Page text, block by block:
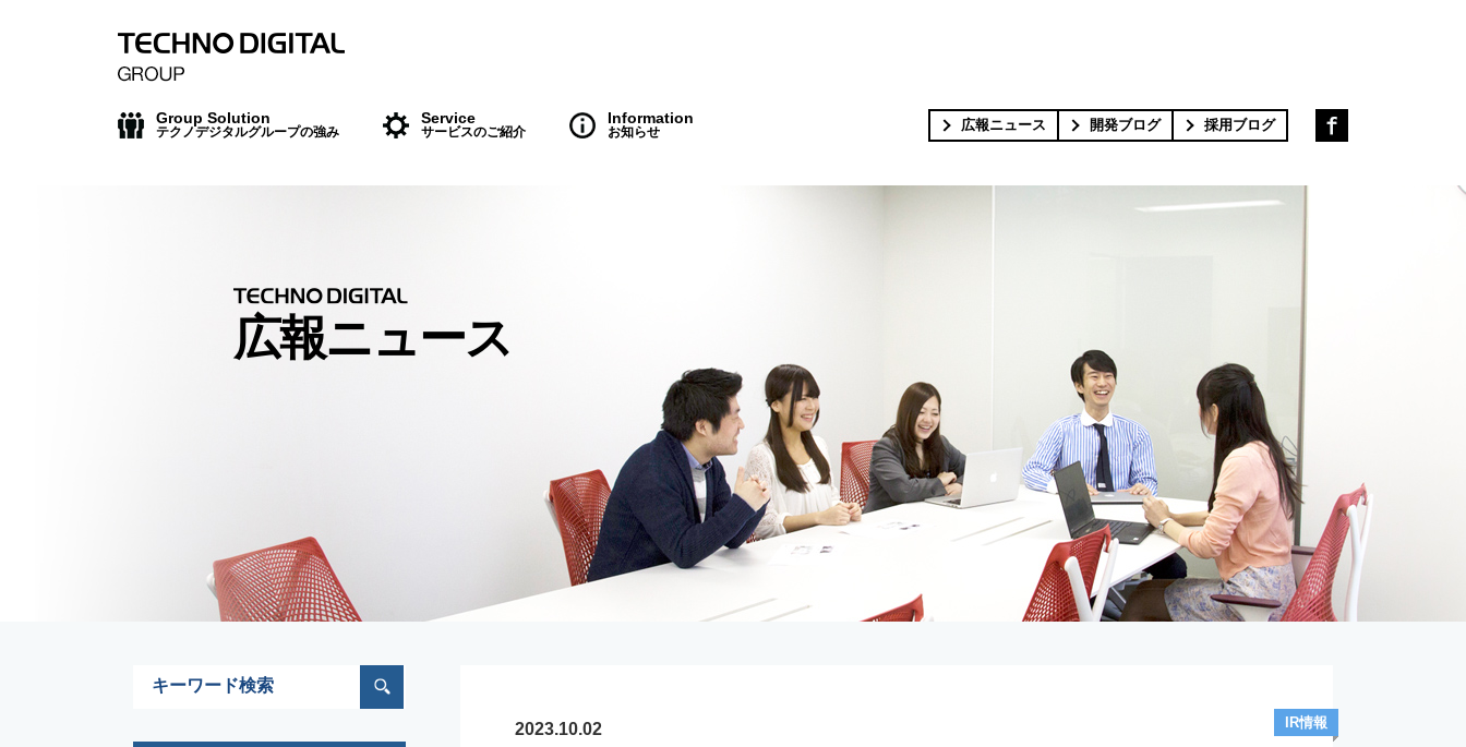
Group Solution
テクノデジタルグループの強み
Service
サービスのご紹介
Information
お知らせ 広報ニュース 開発ブログ 採用ブログ
広報ニュース
IR情報
2023.10.02